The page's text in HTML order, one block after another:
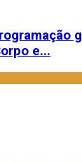
e...